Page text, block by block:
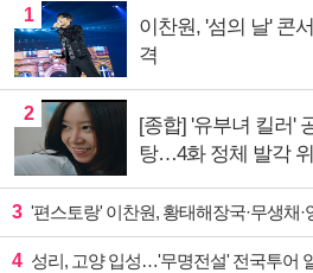
1
이찬원, '섬의 날' 콘
격
2
[종합] '유부녀 킬러'
탕…4화 정체 발각
3 '편스토랑' 이찬원, 황태해장국·무생채·양념
4 성리, 고양 입성…'무명전설' 전국투어